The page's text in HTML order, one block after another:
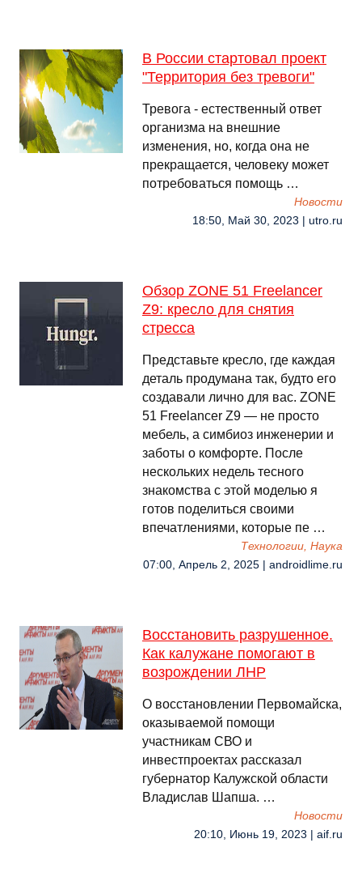
В России стартовал проект
"Территория без тревоги"
Тревога - естественный ответ
организма на внешние
изменения, но, когда она не
прекращается, человеку может
потребоваться помощь …
Новости
18:50, Май 30, 2023 | utro.ru
Обзор ZONE 51 Freelancer
Z9: кресло для снятия
стресса
Представьте кресло, где каждая
деталь продумана так, будто его
создавали лично для вас. ZONE
51 Freelancer Z9 — не просто
мебель, а симбиоз инженерии и
заботы о комфорте. После
нескольких недель тесного
знакомства с этой моделью я
готов поделиться своими
впечатлениями, которые пе …
Технологии, Наука
07:00, Апрель 2, 2025 | androidlime.ru
Восстановить разрушенное.
Как калужане помогают в
возрождении ЛНР
О восстановлении Первомайска,
оказываемой помощи
участникам СВО и
инвестпроектах рассказал
губернатор Калужской области
Владислав Шапша. …
Новости
20:10, Июнь 19, 2023 | aif.ru